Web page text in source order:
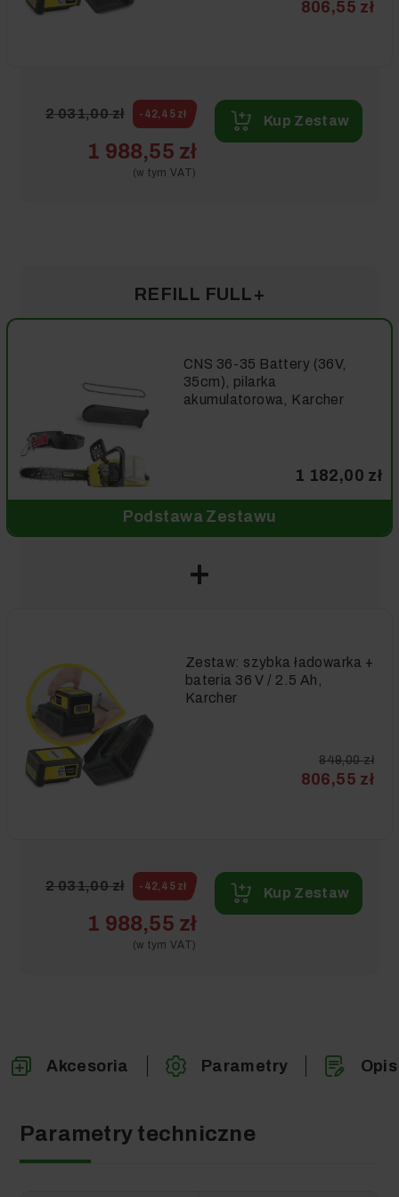
806,55 zł
2 031,00 zł -42,45 zł
1 988,55 zł
(w tym VAT)
Kup Zestaw
REFILL FULL+
CNS 36-35 Battery (36V,
35cm), pilarka
akumulatorowa, Karcher
1 182,00 zł
Podstawa Zestawu
Zestaw: szybka ładowarka +
bateria 36 V / 2.5 Ah,
Karcher
849,00 zł
806,55 zł
2 031,00 zł -42,45 zł
1 988,55 zł
(w tym VAT)
Kup Zestaw
Akcesoria Parametry Opis
Parametry techniczne